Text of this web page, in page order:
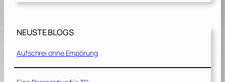
NEUSTE BLOGS
Aufschrei ohne Empörung